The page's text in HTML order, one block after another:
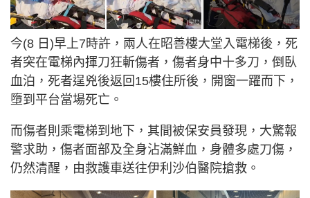
今(8 日)早上7時許，兩人在昭善樓大堂入電梯後，死
者突在電梯內揮刀狂斬傷者，傷者身中十多刀，倒臥
血泊，死者逞兇後返回15樓住所後，開窗一躍而下，
墮到平台當場死亡。
而傷者則乘電梯到地下，其間被保安員發現，大驚報
警求助，傷者面部及全身沾滿鮮血，身體多處刀傷，
仍然清醒，由救護車送往伊利沙伯醫院搶救。